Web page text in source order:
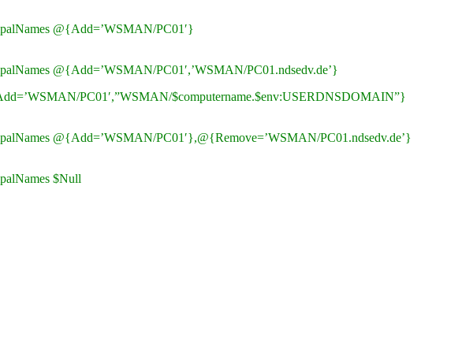
@{Add=’WSMAN/PC01′}
@{Add=’WSMAN/PC01′,’WSMAN/PC01.ndsedv.de’}
PC01′,”WSMAN/$computername.$env:USERDNSDOMAIN”}
@{Add=’WSMAN/PC01′},@{Remove=’WSMAN/PC01.ndsedv.de’}
$Null